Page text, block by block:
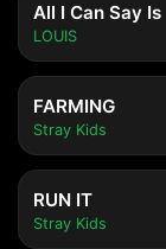
All I Can Say Is
LOUIS
FARMING
Stray Kids
RUN IT
Stray Kids